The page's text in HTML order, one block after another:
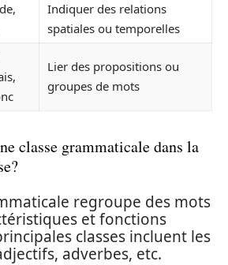
Indiquer des relations
spatiales ou temporelles
Lier des propositions ou
groupes de mots
classe grammaticale dans la
regroupe des mots
et fonctions
classes incluent les
adverbes, etc.